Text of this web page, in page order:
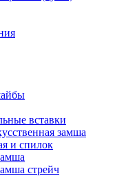
вставки
замша
и спилок
стрейч